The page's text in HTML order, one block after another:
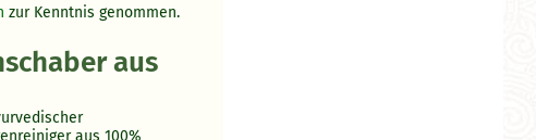
zur Kenntnis genommen.
aus
aus 100%